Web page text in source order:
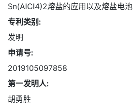
Sn(AlCl4)2熔盐的应用以及熔盐电池
专利类别:
发明
申请号:
2019105097858
第一发明人:
胡勇胜